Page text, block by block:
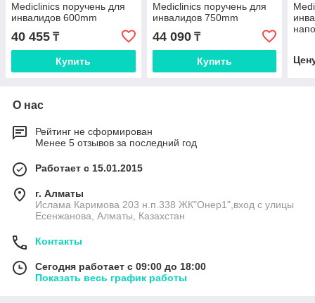
Mediclinics поручень для
инвалидов 600mm
40 455 ₸
Купить
Mediclinics поручень для
инвалидов 750mm
44 090₸
Купить
О нас
Рейтинг не сформирован
Менее 5 отзывов за последний год
Работает с 15.01.2015
г. Алматы
Ислама Каримова 203 н.п.338 ЖК"Онер1",вход с улицы
Есенжанова, Алматы, Казахстан
Контакты
Сегодня работает с 09:00 до 18:00
Показать весь график работы